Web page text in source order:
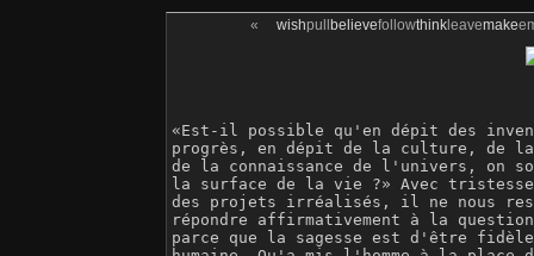
« wishpull believefollowthinkleavemake
«Est-il possible qu'en dépit des
progrès, en dépit de la culture, de
de la connaissance de l'univers, on
la surface de la vie ?» Avec
des projets irréalisés, il ne nous
répondre affirmativement à la
parce que la sagesse est d'être